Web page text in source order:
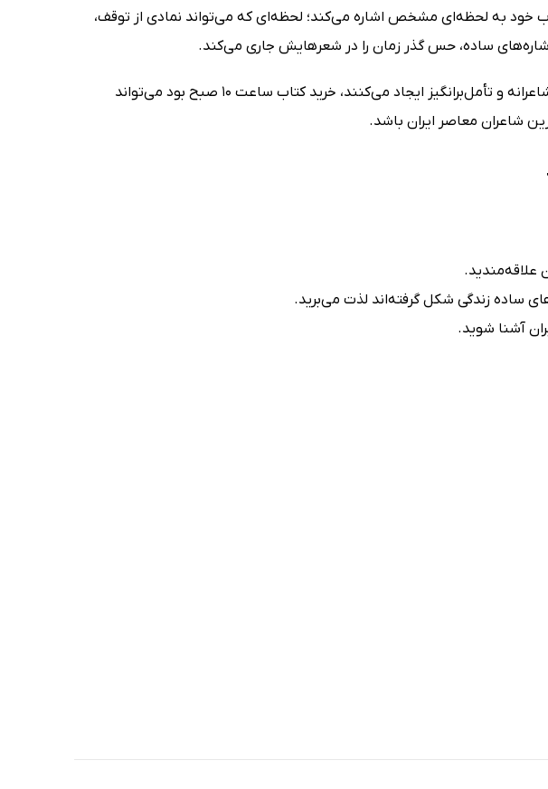
خود به لحظه‌ای مشخص اشاره می‌کند؛ لحظه‌ای که می‌تواند نمادی از توقف،
ساده، حس گذر زمان را در شعرهایش جاری می‌کند.
اگر به شعرهایی علاقه دارید که در عین سادگی، فضایی شاعرانه و تأمل‌برانگیز ایجاد می‌کنند، خرید کتاب ساعت 10 صبح بود می‌تواند
شاعران معاصر ایران باشد.
علاقه‌مندید.
ساده زندگی شکل گرفته‌اند لذت می‌برید.
آشنا شوید.